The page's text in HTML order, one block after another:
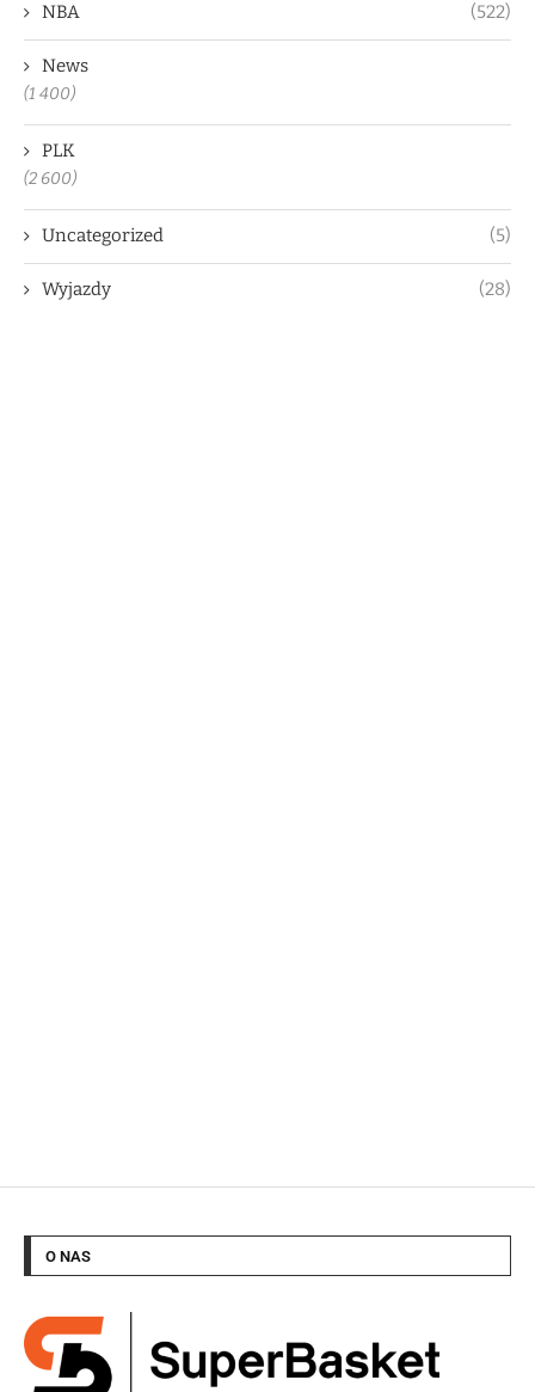
NBA (522)
News
(1 400)
PLK
(2 600)
Uncategorized (5)
Wyjazdy (28)
O NAS